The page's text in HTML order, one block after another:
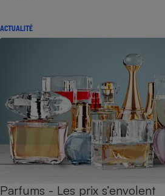
ACTUALITÉ
Parfums - Les prix s’envolent